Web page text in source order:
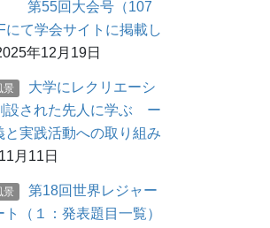
第55回大会号（107
にて学会サイトに掲載し
年12月19日
景
大学にレクリエーシ
設された先人に学ぶ ー
と実践活動への取り組み
月11日
景
第18回世界レジャー
（１：発表題目一覧）